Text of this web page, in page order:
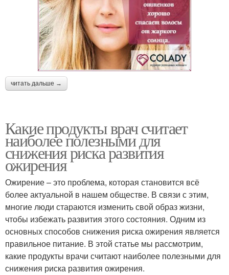
читать дальше →
Какие продукты врач считает
наиболее полезными для
снижения риска развития
ожирения
Ожирение – это проблема, которая становится всё
более актуальной в нашем обществе. В связи с этим,
многие люди стараются изменить свой образ жизни,
чтобы избежать развития этого состояния. Одним из
основных способов снижения риска ожирения является
правильное питание. В этой статье мы рассмотрим,
какие продукты врачи считают наиболее полезными для
снижения риска развития ожирения.